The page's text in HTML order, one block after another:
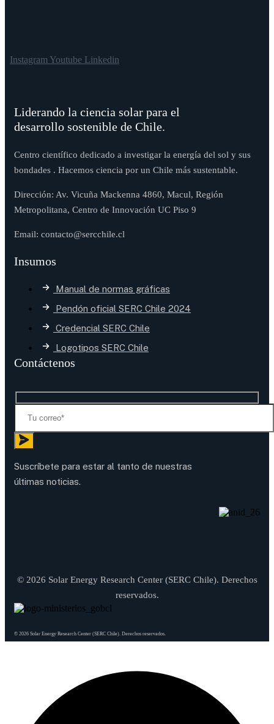
Instagram Youtube Linkedin
Liderando la ciencia solar para el
desarrollo sostenible de Chile.
Centro científico dedicado a investigar la energía del sol y sus
bondades . Hacemos ciencia por un Chile más sustentable.
Dirección: Av. Vicuña Mackenna 4860, Macul, Región
Metropolitana, Centro de Innovación UC Piso 9
Email: contacto@sercchile.cl
Insumos
Manual de normas gráficas
Pendón oficial SERC Chile 2024
Credencial SERC Chile
Logotipos SERC Chile
Contáctenos
Suscríbete para estar al tanto de nuestras
últimas noticias.
© 2026 Solar Energy Research Center (SERC Chile). Derechos
reservados.
© 2026 Solar Energy Research Center (SERC Chile). Derechos reservados.